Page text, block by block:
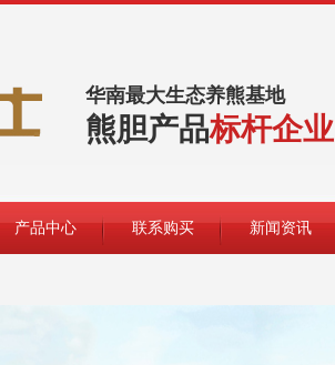
华南最大生态养熊基地
熊胆产品标杆企业
产品中心 联系购买 新闻资讯